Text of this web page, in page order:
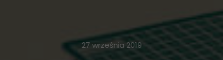
27 września 2019